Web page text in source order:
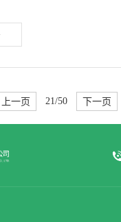
上一页 21/50 下一页